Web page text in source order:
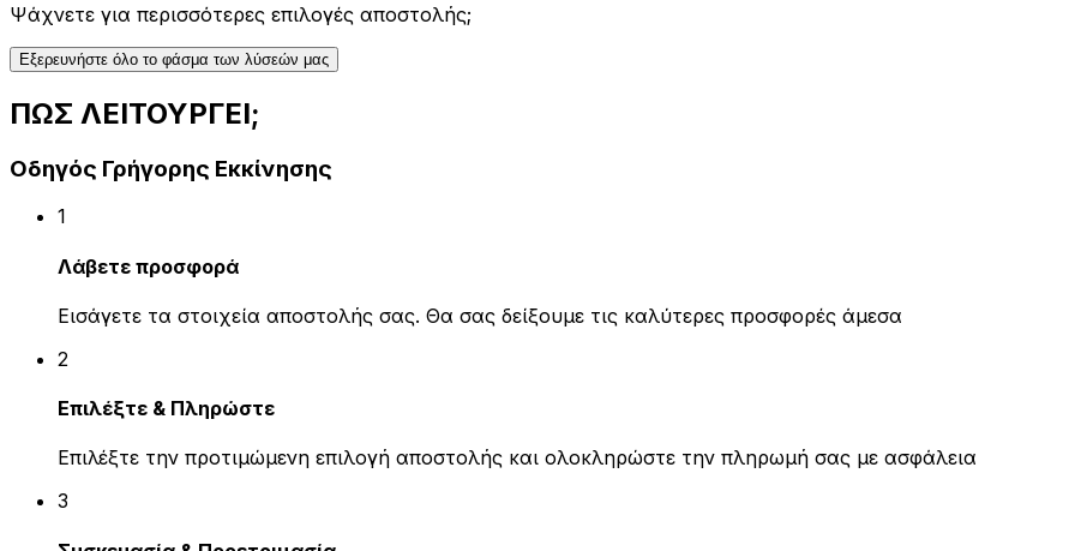
Ψάχνετε για περισσότερες επιλογές αποστολής;
Εξερευνήστε όλο το φάσμα των λύσεών μας
ΠΩΣ ΛΕΙΤΟΥΡΓΕΙ;
Οδηγός Γρήγορης Εκκίνησης
1
Λάβετε προσφορά
Εισάγετε τα στοιχεία αποστολής σας. Θα σας δείξουμε τις καλύτερες προσφορές άμεσα
2
Επιλέξτε & Πληρώστε
Επιλέξτε την προτιμώμενη επιλογή αποστολής και ολοκληρώστε την πληρωμή σας με ασφάλεια
3